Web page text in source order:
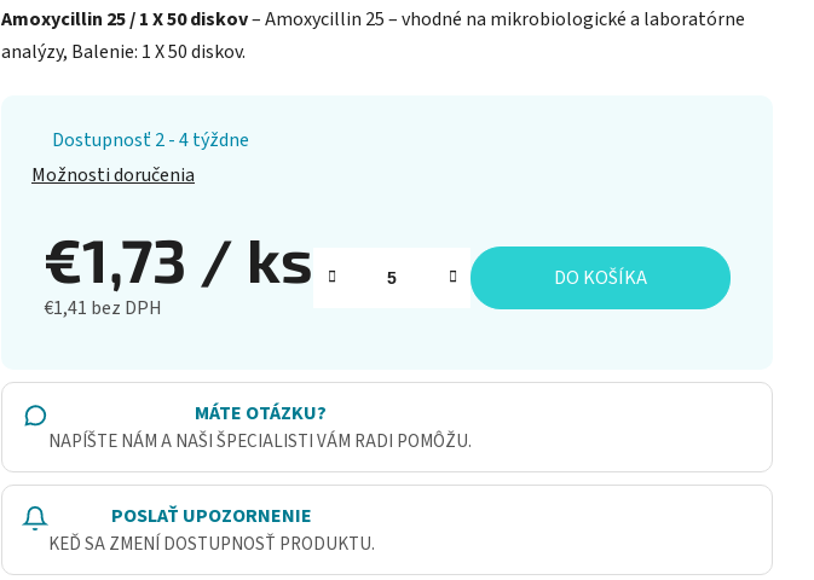
Amoxycillin 25 / 1 X 50 diskov– Amoxycillin 25 – vhodné na mikrobiologické a laboratórne
analýzy, Balenie: 1 X 50 diskov.
Dostupnosť 2 - 4 týždne
Možnosti doručenia
€1,73 / ks
€1,41 bez DPH
DO KOŠÍKA
MÁTE OTÁZKU?
NAPÍŠTE NÁM A NAŠI ŠPECIALISTI VÁM RADI POMÔŽU.
POSLAŤ UPOZORNENIE
KEĎ SA ZMENÍ DOSTUPNOSŤ PRODUKTU.